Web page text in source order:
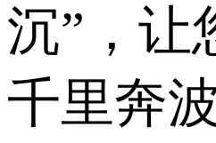
沉”，让
千里奔